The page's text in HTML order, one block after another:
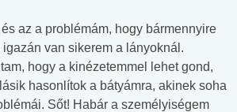
az a problémám, hogy bármennyire
van sikerem a lányoknál.
hogy a kinézetemmel lehet gond,
hasonlítok a bátyámra, akinek soha
Sőt! Habár a személyiségem